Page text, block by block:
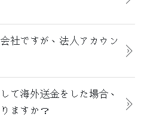
社ですが、法人アカウン
て海外送金をした場合、
ますか？